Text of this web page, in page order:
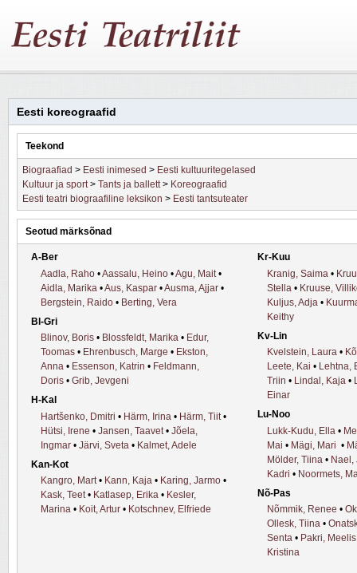
Eesti koreograafid
Teekond
Biograafiad > Eesti inimesed > Eesti kultuuritegelased
Kultuur ja sport> Tants ja ballett> Koreograafid
Eesti teatri biograafiline leksikon > Eesti tantsuteater
Seotud märksõnad
A-Ber
Aadla, Raho •Aassalu, Heino •Agu, Mait •
Aidla, Marika •Aus, Kaspar •Ausma, Ajjar •
Bergstein, Raido • Berting, Vera
Bl-Gri
Blinov, Boris • Blossfeldt, Marika • Edur,
Toomas • Ehrenbusch, Marge • Ekston,
Anna • Essenson, Katrin • Feldmann,
Doris • Grib, Jevgeni
H-Kal
Hartšenko, Dmitri • Härm, Irina • Härm, Tiit •
Hütsi, Irene • Jansen, Taavet • Jõela,
Ingmar • Järvi, Sveta • Kalmet, Adele
Kan-Kot
Kangro, Mart• Kann, Kaja • Karing, Jarmo •
Kask, Teet• Katlasep, Erika • Kesler,
Marina • Koit, Artur • Kotschnev, Elfriede
Kr-Kuu
Kranig, Saima •
Stella • Kruuse,
Kuljus, Adja •
Keithy
Kv-Lin
Kvelstein, Laura •
Leete, Kai • Lehtna,
Triin • Lindal, Kaja •
Einar
Lu-Noo
Lukk-Kudu, Ella •
Mai • Mägi, Mari •
Mölder, Tiina • Nael,
Kadri • Noormets,
Nõ-Pas
Nõmmik, Renee •
Ollesk, Tiina •
Senta • Pakri, Meelis
Kristina